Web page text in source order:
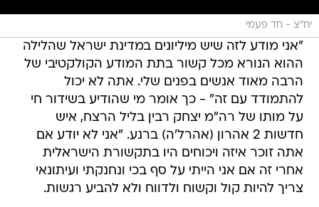
יח"צ - חד פעמי
"אני מודע לזה שיש מיליונים במדינת ישראל שהלילה
ההוא הנורא מכל קשור בתת המודע הקולקטיבי של
הרבה מאוד אנשים בפנים שלי. אתה לא יכול
להתמודד עם זה" - כך אומר מי שהודיע בשידור חי
על מותו של רה"מ יצחק רבין בליל הרצח, איש
חדשות 2 אהרון (אהרל'ה) ברנע. "אני לא יודע אם
אתה זוכר איזה ויכוחים היו בתקשורת הישראלית
אחרי זה אם אני הייתי על סף בכי ונחנקתי ועיתונאי
צריך להיות קול וקשוח ולדווח ולא להביע רגשות.